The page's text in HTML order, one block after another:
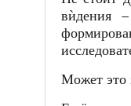
вѝдения
Может это